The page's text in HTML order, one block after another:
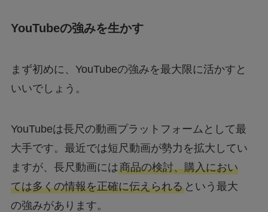
YouTubeの強みを生かす
まず初めに、YouTubeの強みを最大限に活かすと
いいでしょう。
YouTubeは長尺の動画プラットフォームとして最
大手です。最近では短尺動画が勢力を拡大してい
ますが、長尺動画には商品の検討、購入におい
ては多くの情報を正確に伝えられるという最大
の強みがあります。